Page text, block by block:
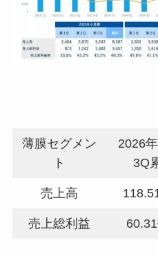
薄膜セグメン
ト
2026
3Q
売上高
売上総利益